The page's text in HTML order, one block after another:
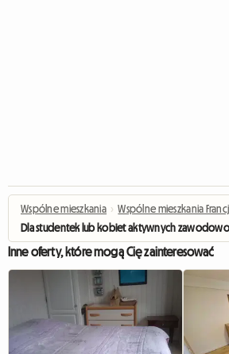
Wspólne mieszkania › Wspólne mieszkania
Dla studentek lub kobiet aktywnych
Inne oferty, które mogą Cię zainteresować